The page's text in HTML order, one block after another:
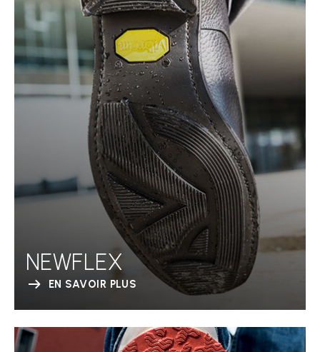
NEWFLEX
EN SAVOIR PLUS